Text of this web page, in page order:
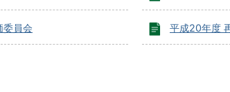
委員会 平成20年度